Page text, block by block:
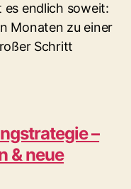
es endlich soweit:
Monaten zu einer
Schritt
–
& neue